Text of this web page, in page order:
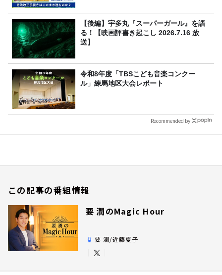
【後編】宇多丸『スーパーガール』を語
る！【映画評書き起こし 2026.7.16 放
送】
令和8年度「TBSこども音楽コンクー
ル」練馬地区大会レポート
Recommended by
この記事の番組情報
要 潤のMagic Hour
要 潤/近藤夏子